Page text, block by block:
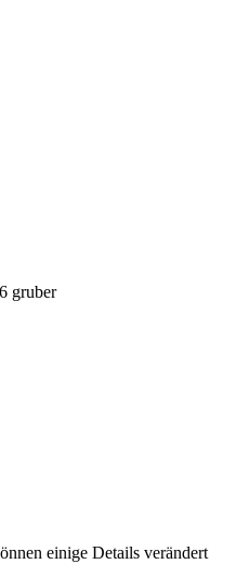
gruber
einige Details verändert